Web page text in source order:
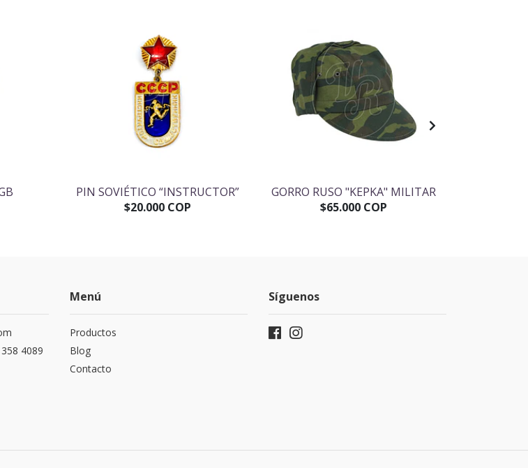
PIN SOVIÉTICO “INSTRUCTOR”
$20.000 COP
GORRO RUSO "KEPKA" MILITAR
$65.000 COP
4089
Menú
Productos
Blog
Contacto
Síguenos